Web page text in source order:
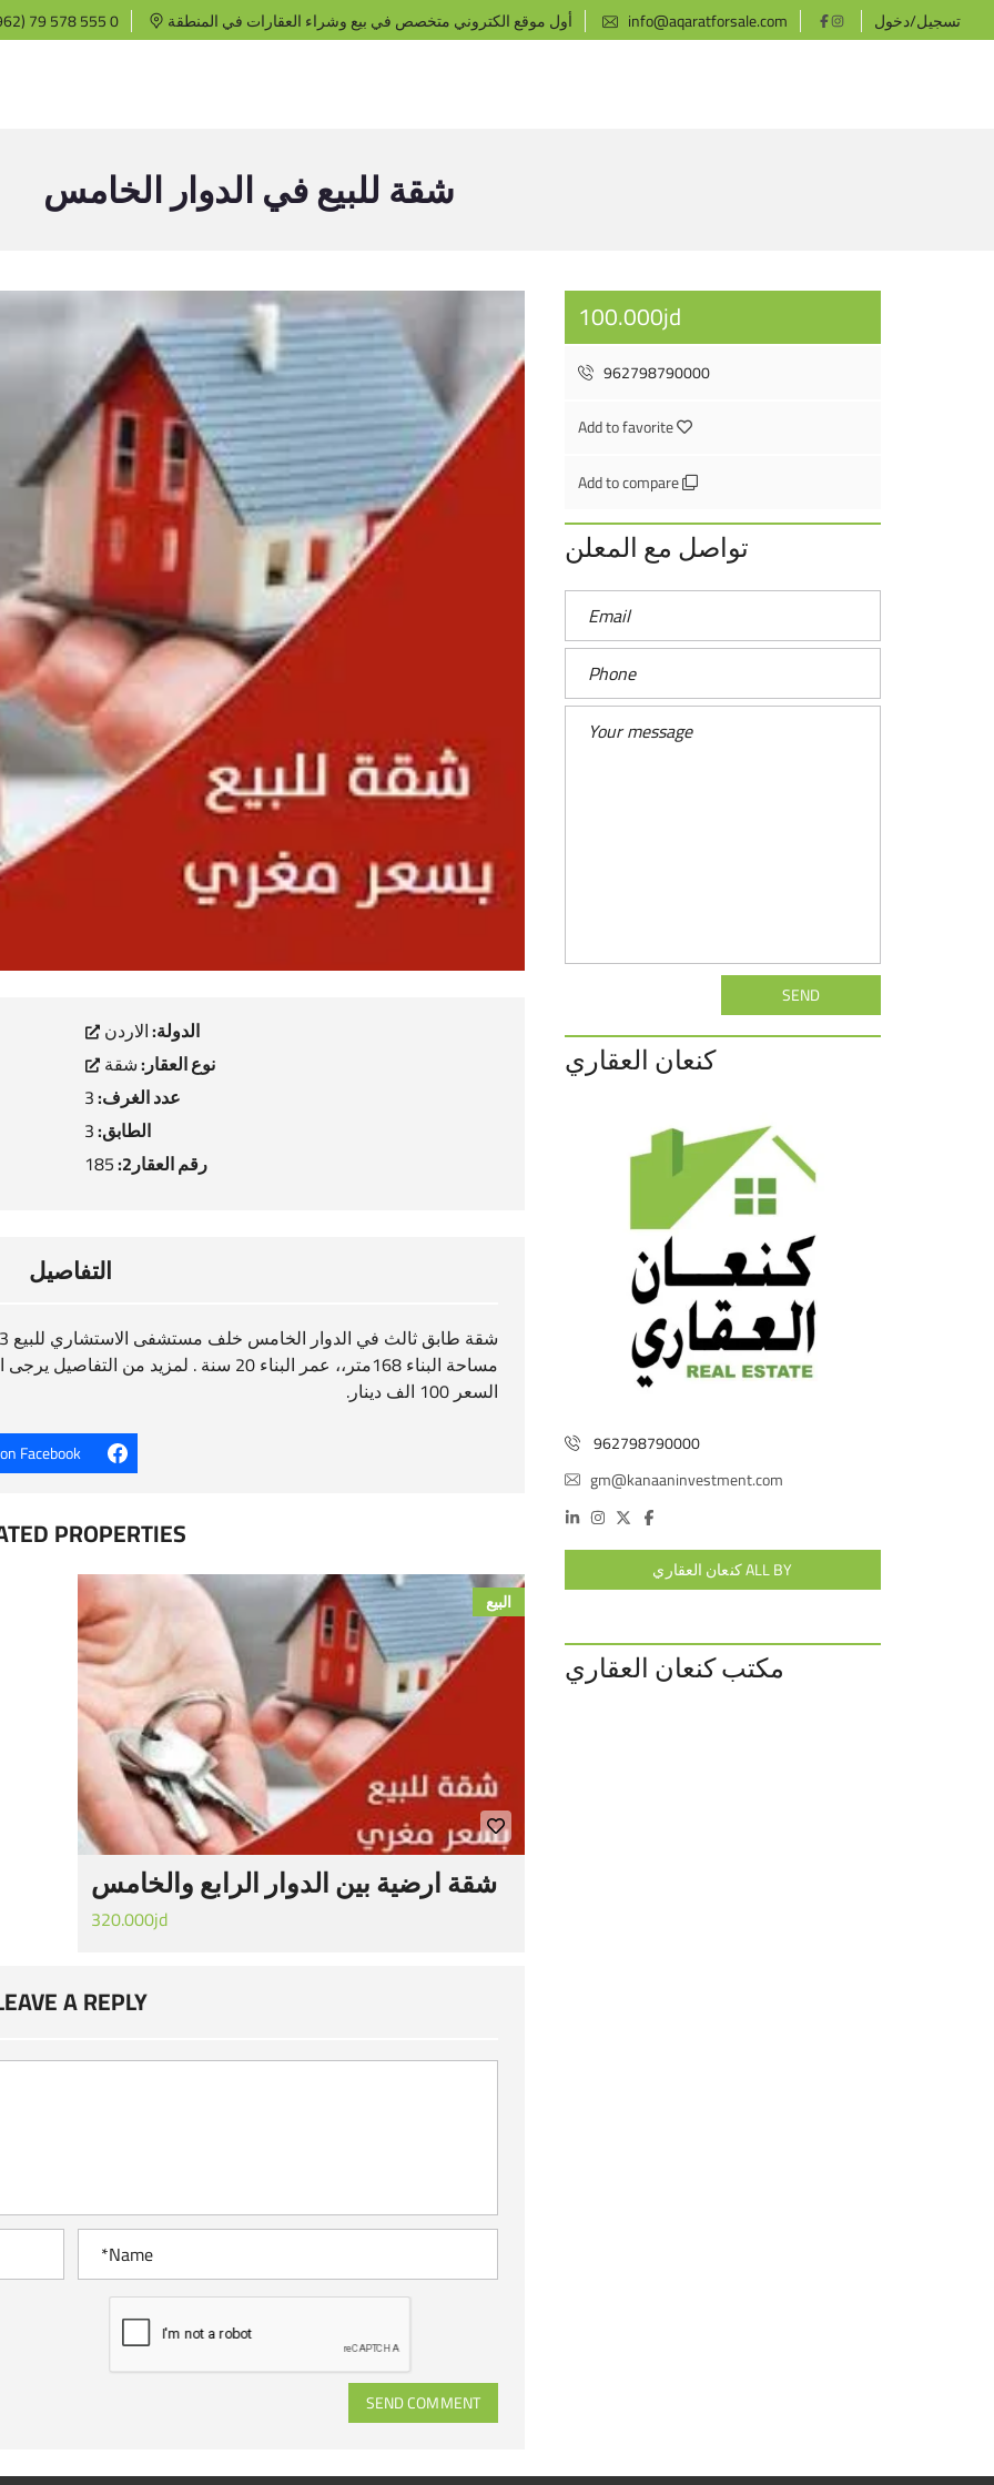
79 578 555 0 أول موقع الكتروني متخصص في بيع وشراء العقارات في المنطقة info@aqaratforsale.com تسجيل/دخول
شقة للبيع في الدوار الخامس
الدولة:الاردن
نوع العقار:شقة
عدد الغرف:3
الطابق:3
رقم العقار2: 185
التفاصيل
شقة طابق ثالث في الدوار الخامس خلف مستشفى الاستشاري للبيع 3 غرف نوم
مساحة البناء 168متر،، عمر البناء 20 سنة . لمزيد من التفاصيل يرجى التواصل معنا على 0798790000
السعر 100 الف دينار.
Facebook
PROPERTIES
البيع
شقة ارضية بين الدوار الرابع والخامس
320.000jd
A REPLY
SEND COMMENT
100.000jd
962798790000
Add to favorite
Add to compare
تواصل مع المعلن
SEND
كنعان العقاري
962798790000
gm@kanaaninvestment.com
ALL BY كنعان العقاري
مكتب كنعان العقاري